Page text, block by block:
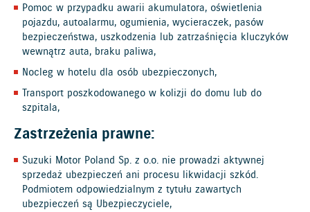
Pomoc w przypadku awarii akumulatora, oświetlenia
pojazdu, autoalarmu, ogumienia, wycieraczek, pasów
bezpieczeństwa, uszkodzenia lub zatrzaśnięcia kluczyków
wewnątrz auta, braku paliwa,
Nocleg w hotelu dla osób ubezpieczonych,
Transport poszkodowanego w kolizji do domu lub do
szpitala,
Zastrzeżenia prawne:
Suzuki Motor Poland Sp. z o.o. nie prowadzi aktywnej
sprzedaż ubezpieczeń ani procesu likwidacji szkód.
Podmiotem odpowiedzialnym z tytułu zawartych
ubezpieczeń są Ubezpieczyciele,